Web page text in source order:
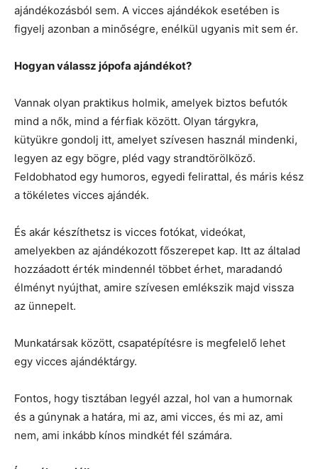
ajándékozásból sem. A vicces ajándékok esetében is
figyelj azonban a minőségre, enélkül ugyanis mit sem ér.
Hogyan válassz jópofa ajándékot?
Vannak olyan praktikus holmik, amelyek biztos befutók
mind a nők, mind a férfiak között. Olyan tárgykra,
kütyükre gondolj itt, amelyet szívesen használ mindenki,
legyen az egy bögre, pléd vagy strandtörölköző.
Feldobhatod egy humoros, egyedi felirattal, és máris kész
a tökéletes vicces ajándék.
És akár készíthetsz is vicces fotókat, videókat,
amelyekben az ajándékozott főszerepet kap. Itt az általad
hozzáadott érték mindennél többet érhet, maradandó
élményt nyújthat, amire szívesen emlékszik majd vissza
az ünnepelt.
Munkatársak között, csapatépítésre is megfelelő lehet
egy vicces ajándéktárgy.
Fontos, hogy tisztában legyél azzal, hol van a humornak
és a gúnynak a határa, mi az, ami vicces, és mi az, ami
nem, ami inkább kínos mindkét fél számára.